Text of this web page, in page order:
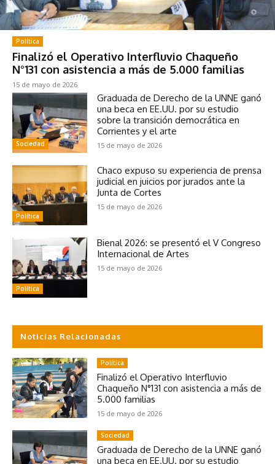
Política
Finalizó el Operativo Interfluvio Chaqueño
N°131 con asistencia a más de 5.000 familias
15 de mayo de 2026
Sociedad
Graduada de Derecho de la UNNE ganó
una beca en EE.UU. por su estudio
sobre la transición democrática en
Corrientes y el arte
15 de mayo de 2026
Política
Chaco expuso su experiencia de prensa
judicial en juicios por jurados ante la
Junta de Cortes
15 de mayo de 2026
Política
Bienal 2026: se presentó el V Congreso
Internacional de Artes
15 de mayo de 2026
Noticias Relacionadas
Política
Finalizó el Operativo Interfluvio
Chaqueño N°131 con asistencia a más de
5.000 familias
15 de mayo de 2026
Sociedad
Graduada de Derecho de la UNNE ganó
una beca en EE.UU. por su estudio